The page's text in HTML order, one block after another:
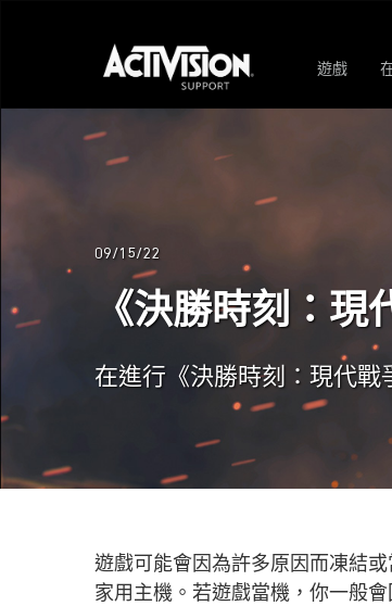
遊戲
09/15/22
《決勝時刻：
在進行《決勝時刻：現代
遊戲可能會因為許多原因而凍結
家用主機。若遊戲當機，你一般